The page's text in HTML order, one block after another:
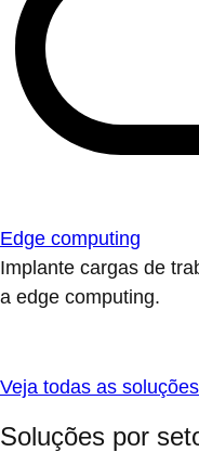
Edge computing
Implante cargas de
a edge computing.
Veja todas as soluções
Soluções por